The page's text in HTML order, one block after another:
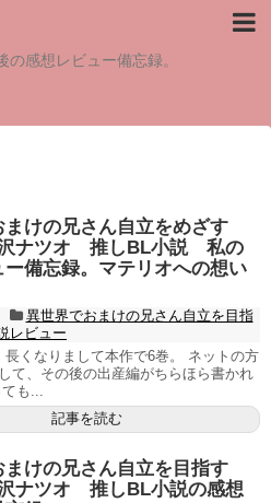
感想レビュー備忘録。
まけの兄さん自立をめざす
ナツオ 推しBL小説 私の
ー備忘録。マテリオへの想い
異世界でおまけの兄さん自立を目指
レビュー
長くなりまして本作で6巻。 ネットの方
て、その後の出産編がちらほら書かれ
も...
記事を読む
まけの兄さん自立を目指す
ナツオ 推しBL小説の感想